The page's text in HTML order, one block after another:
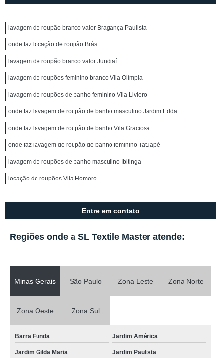
lavagem de roupão branco valor Bragança Paulista
onde faz locação de roupão Brás
lavagem de roupão branco valor Jundiaí
lavagem de roupões feminino branco Vila Olímpia
lavagem de roupões de banho feminino Vila Liviero
onde faz lavagem de roupão de banho masculino Jardim Edda
onde faz lavagem de roupão de banho Vila Graciosa
onde faz lavagem de roupão de banho feminino Tatuapé
lavagem de roupões de banho masculino Ibitinga
locação de roupões Vila Homero
Entre em contato
Regiões onde a SL Textile Master atende:
Minas Gerais São Paulo Zona Leste Zona Norte
Zona Oeste Zona Sul
Barra Funda Jardim América
Jardim Gilda Maria Jardim Paulista